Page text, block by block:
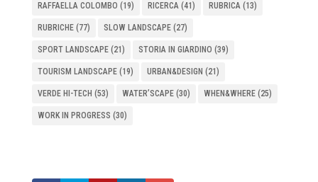
RAFFAELLA COLOMBO (19) RICERCA(41) RUBRICA(13)
RUBRICHE(77) SLOW LANDSCAPE(27)
SPORT LANDSCAPE(21) STORIA IN GIARDINO (39)
TOURISM LANDSCAPE(19) URBAN&DESIGN (21)
VERDE HI-TECH (53) WATER’SCAPE(30) WHEN&WHERE(25)
WORK IN PROGRESS (30)